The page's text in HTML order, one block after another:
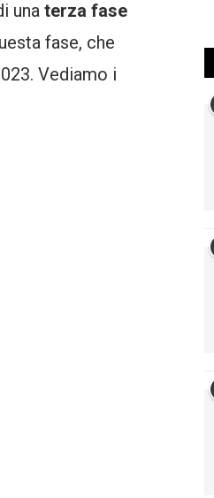
una terza fase
fase, che
Vediamo i